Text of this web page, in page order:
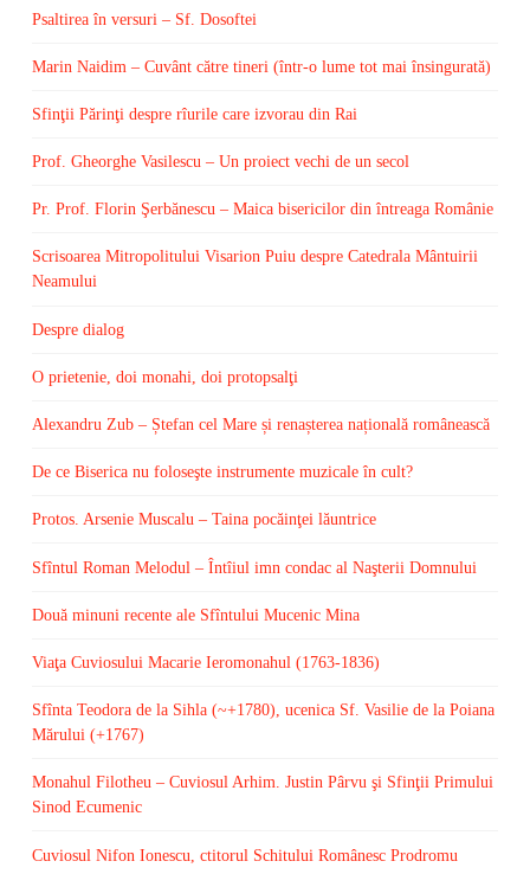
Psaltirea în versuri – Sf. Dosoftei
Marin Naidim – Cuvânt către tineri (într-o lume tot mai însingurată)
Sfinţii Părinţi despre rîurile care izvorau din Rai
Prof. Gheorghe Vasilescu – Un proiect vechi de un secol
Pr. Prof. Florin Şerbănescu – Maica bisericilor din întreaga Românie
Scrisoarea Mitropolitului Visarion Puiu despre Catedrala Mântuirii
Neamului
Despre dialog
O prietenie, doi monahi, doi protopsalţi
Alexandru Zub – Ștefan cel Mare și renașterea națională românească
De ce Biserica nu foloseşte instrumente muzicale în cult?
Protos. Arsenie Muscalu – Taina pocăinţei lăuntrice
Sfîntul Roman Melodul – Întîiul imn condac al Naşterii Domnului
Două minuni recente ale Sfîntului Mucenic Mina
Viaţa Cuviosului Macarie Ieromonahul (1763-1836)
Sfînta Teodora de la Sihla (~+1780), ucenica Sf. Vasilie de la Poiana
Mărului (+1767)
Monahul Filotheu – Cuviosul Arhim. Justin Pârvu şi Sfinţii Primului
Sinod Ecumenic
Cuviosul Nifon Ionescu, ctitorul Schitului Românesc Prodromu